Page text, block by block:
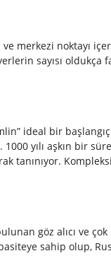
merkezi noktayı
sayısı oldukça
ideal bir
yılı aşkın bir
tanınıyor.
göz alıcı ve
sahip olup,